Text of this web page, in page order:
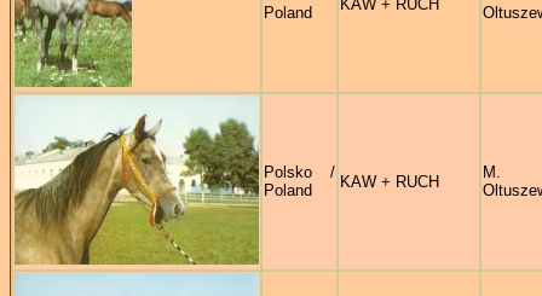
Poland
KAW + RUCH
Polsko /
Poland
KAW + RUCH
M.